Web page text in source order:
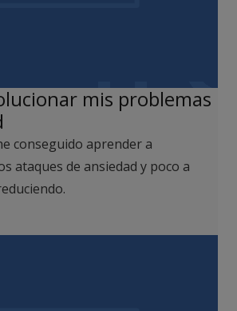
mis problemas
conseguido aprender a
ataques de ansiedad y poco a